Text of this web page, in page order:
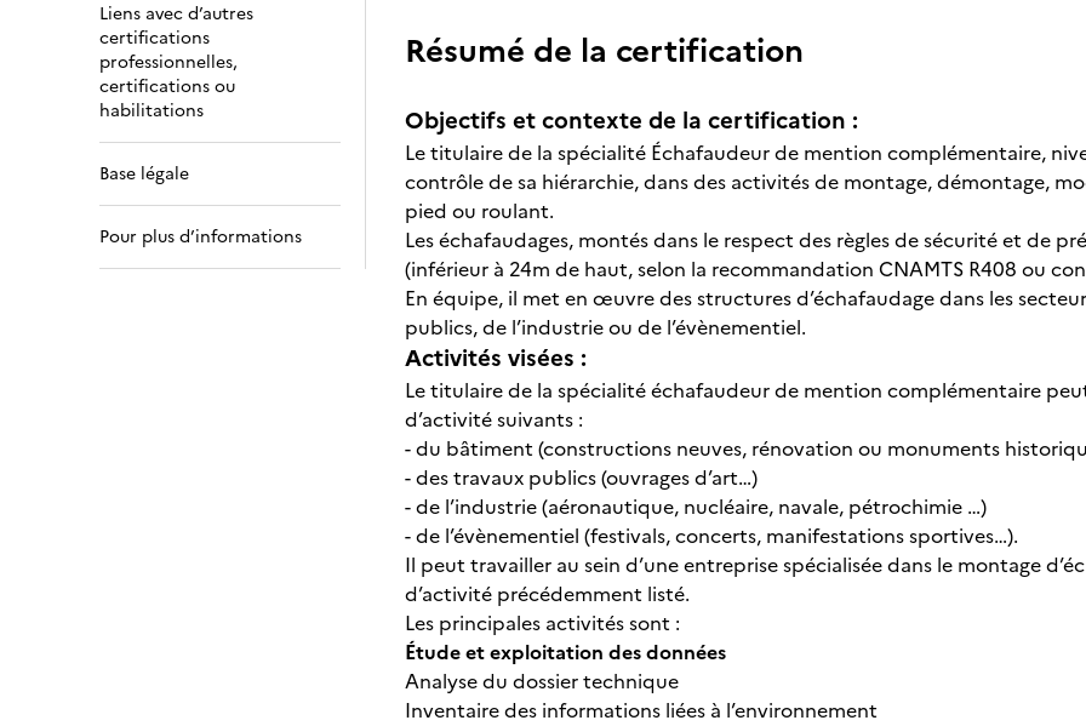
Liens avec d’autres
certifications
professionnelles,
certifications ou
habilitations
Base légale
Pour plus d’informations
Résumé de la certification
Objectifs et contexte de la certification :
Le titulaire de la spécialité Échafaudeur de mention complémentaire,
contrôle de sa hiérarchie, dans des activités de montage, démontage,
pied ou roulant.
Les échafaudages, montés dans le respect des règles de sécurité et de
(inférieur à 24m de haut, selon la recommandation CNAMTS R408 ou
En équipe, il met en œuvre des structures d’échafaudage dans les
publics, de l’industrie ou de l’évènementiel.
Activités visées :
Le titulaire de la spécialité échafaudeur de mention complémentaire
d’activité suivants :
- du bâtiment (constructions neuves, rénovation ou monuments
- des travaux publics (ouvrages d’art…)
- de l’industrie (aéronautique, nucléaire, navale, pétrochimie …)
- de l’évènementiel (festivals, concerts, manifestations sportives…).
Il peut travailler au sein d’une entreprise spécialisée dans le montage
d’activité précédemment listé.
Les principales activités sont :
Étude et exploitation des données
Analyse du dossier technique
Inventaire des informations liées à l’environnement